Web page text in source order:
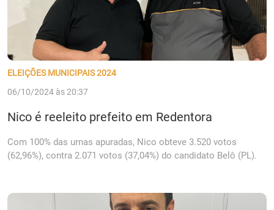
ELEIÇÕES MUNICIPAIS 2024
06/10/2024 às 20:37
Nico é reeleito prefeito em Redentora
Com 100% das urnas apuradas, Nico obteve 3.520 votos
(62,96%), contra 2.071 votos (37,04%) do candidato Belô (PL).